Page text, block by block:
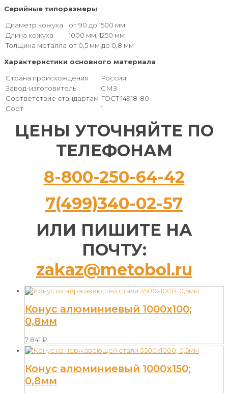
Серийные типоразмеры
Диаметр кожуха
от 90 до 1500 мм
Длина кожуха
1000 мм, 1250 мм
Толщина металла от 0,5 мм до 0,8 мм
Характеристики основного материала
Страна происхождения
Россия
Завод-изготовитель
СМЗ
Соответствие стандартам ГОСТ 14918-80
Сорт
1
ЦЕНЫ УТОЧНЯЙТЕ ПО
ТЕЛЕФОНАМ
8-800-250-64-42
7(499)340-02-57
ИЛИ ПИШИТЕ НА
ПОЧТУ:
zakaz@metobol.ru
Конус алюминиевый 1000х100;
0,8мм
7 841 ₽
Конус алюминиевый 1000х150;
0,8мм